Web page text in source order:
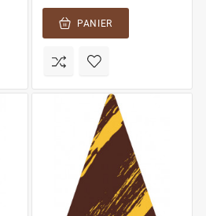
PANIER